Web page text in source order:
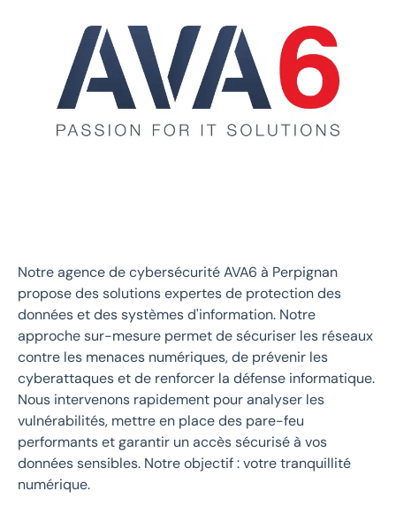
Notre agence de cybersécurité AVA6 à Perpignan
propose des solutions expertes de protection des
données et des systèmes d'information. Notre
approche sur-mesure permet de sécuriser les réseaux
contre les menaces numériques, de prévenir les
cyberattaques et de renforcer la défense informatique.
Nous intervenons rapidement pour analyser les
vulnérabilités, mettre en place des pare-feu
performants et garantir un accès sécurisé à vos
données sensibles. Notre objectif : votre tranquillité
numérique.